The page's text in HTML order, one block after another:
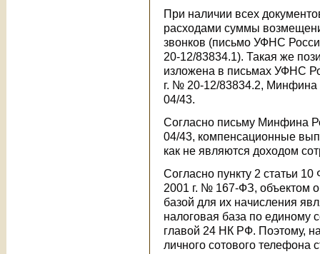
При наличии всех
расходами суммы
звонков (письмо УФНС
20-12/83834.1). Такая же
изложена в письмах УФНС
г. № 20-12/83834.2, Минфина
04/43.
Согласно письму Минфина
04/43, компенсационные
как не являются доходом
Согласно пункту 2 статьи
2001 г. № 167-ФЗ, объектом
базой для их начисления
налоговая база по единому
главой 24 НК РФ. Поэтому,
личного сотового телефона